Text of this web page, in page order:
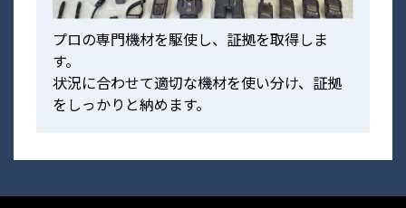
プロの専門機材を駆使し、証拠を取得しま
す。
状況に合わせて適切な機材を使い分け、証拠
をしっかりと納めます。